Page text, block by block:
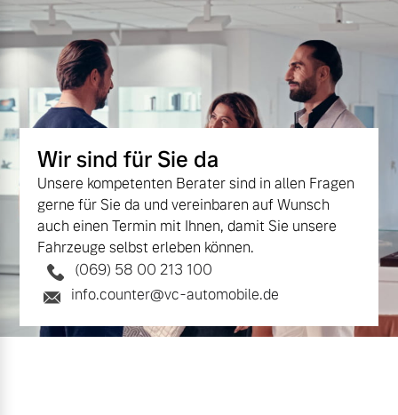
Wir sind für Sie da
Unsere kompetenten Berater sind in allen Fragen
gerne für Sie da und vereinbaren auf Wunsch
auch einen Termin mit Ihnen, damit Sie unsere
Fahrzeuge selbst erleben können.
(069) 58 00 213 100
info.counter@vc-automobile.de